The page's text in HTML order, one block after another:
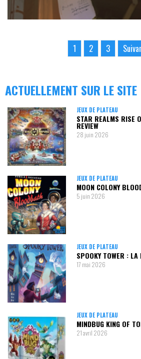
1 2 3
ACTUELLEMENT SUR LE SITE
JEUX DE PLATEAU
STAR REALMS RISE
REVIEW
28 juin 2026
JEUX DE PLATEAU
MOON COLONY
5 juin 2026
JEUX DE PLATEAU
SPOOKY TOWER : LA
17 mai 2026
JEUX DE PLATEAU
MINDBUG KING OF
21 avril 2026